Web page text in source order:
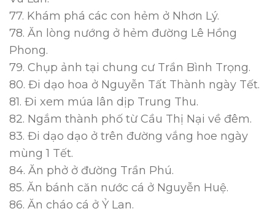
77. Khám phá các con hẻm ở Nhơn Lý.
78. Ăn lòng nướng ở hẻm đường Lê Hồng
Phong.
79. Chụp ảnh tại chung cư Trần Bình Trọng.
80. Đi dạo hoa ở Nguyễn Tất Thành ngày Tết.
81. Đi xem múa lân dịp Trung Thu.
82. Ngắm thành phố từ Cầu Thị Nại về đêm.
83. Đi dạo dạo ở trên đường vắng hoe ngày
mùng 1 Tết.
84. Ăn phở ở đường Trần Phú.
85. Ăn bánh căn nước cá ở Nguyễn Huệ.
86. Ăn cháo cá ở Ỷ Lan.